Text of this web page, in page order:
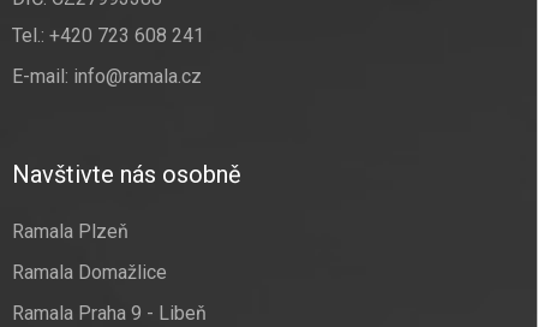
Tel.: +420 723 608 241
E-mail: info@ramala.cz
Navštivte nás osobně
Ramala Plzeň
Ramala Domažlice
Ramala Praha 9 - Libeň